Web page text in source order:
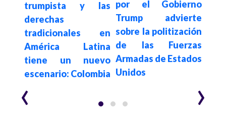
trumpista y las
derechas
tradicionales en
América Latina
tiene un nuevo
escenario: Colombia
por el Gobierno
Trump advierte
sobre la politización
de las Fuerzas
Armadas de Estados
Unidos
‹ ›